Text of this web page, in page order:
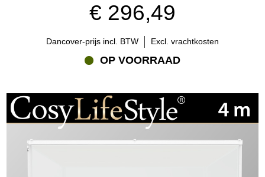
€ 296,49
Dancover-prijs incl. BTW Excl. vrachtkosten
OP VOORRAAD